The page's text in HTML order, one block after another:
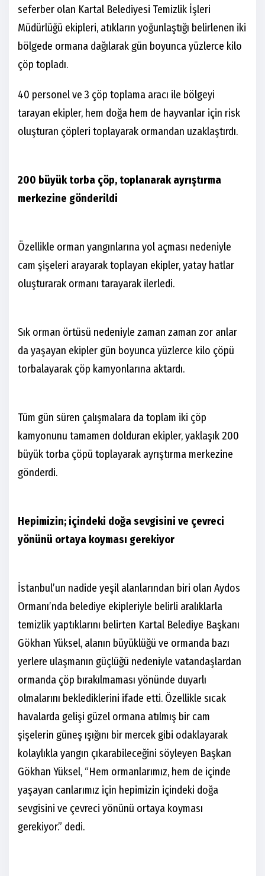
seferber olan Kartal Belediyesi Temizlik İşleri
Müdürlüğü ekipleri, atıkların yoğunlaştığı belirlenen iki
bölgede ormana dağılarak gün boyunca yüzlerce kilo
çöp topladı.
40 personel ve 3 çöp toplama aracı ile bölgeyi
tarayan ekipler, hem doğa hem de hayvanlar için risk
oluşturan çöpleri toplayarak ormandan uzaklaştırdı.
200 büyük torba çöp, toplanarak ayrıştırma
merkezine gönderildi
Özellikle orman yangınlarına yol açması nedeniyle
cam şişeleri arayarak toplayan ekipler, yatay hatlar
oluşturarak ormanı tarayarak ilerledi.
Sık orman örtüsü nedeniyle zaman zaman zor anlar
da yaşayan ekipler gün boyunca yüzlerce kilo çöpü
torbalayarak çöp kamyonlarına aktardı.
Tüm gün süren çalışmalara da toplam iki çöp
kamyonunu tamamen dolduran ekipler, yaklaşık 200
büyük torba çöpü toplayarak ayrıştırma merkezine
gönderdi.
Hepimizin; içindeki doğa sevgisini ve çevreci
yönünü ortaya koyması gerekiyor
İstanbul’un nadide yeşil alanlarından biri olan Aydos
Ormanı’nda belediye ekipleriyle belirli aralıklarla
temizlik yaptıklarını belirten Kartal Belediye Başkanı
Gökhan Yüksel, alanın büyüklüğü ve ormanda bazı
yerlere ulaşmanın güçlüğü nedeniyle vatandaşlardan
ormanda çöp bırakılmaması yönünde duyarlı
olmalarını beklediklerini ifade etti. Özellikle sıcak
havalarda gelişi güzel ormana atılmış bir cam
şişelerin güneş ışığını bir mercek gibi odaklayarak
kolaylıkla yangın çıkarabileceğini söyleyen Başkan
Gökhan Yüksel, “Hem ormanlarımız, hem de içinde
yaşayan canlarımız için hepimizin içindeki doğa
sevgisini ve çevreci yönünü ortaya koyması
gerekiyor.” dedi.